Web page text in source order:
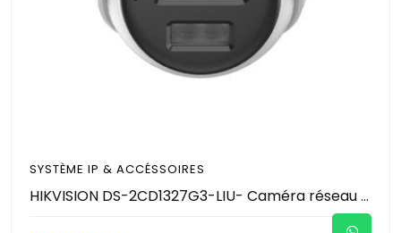
SYSTÈME IP & ACCÉSSOIRES
HIKVISION DS-2CD1327G3-LIU- Caméra réseau tourelle fixe ColorVu 3.0 de 2 MP - Audio bidirectionnel via caméra et Hik-Connect - Détection de mouvement- classification des personnes et des véhicules plus précise - Audio